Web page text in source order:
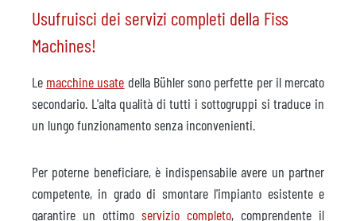
Usufruisci dei servizi completi della Fiss
Machines!
Le macchine usate della Bühler sono perfette per il mercato
secondario. L'alta qualità di tutti i sottogruppi si traduce in
un lungo funzionamento senza inconvenienti.
Per poterne beneficiare, è indispensabile avere un partner
competente, in grado di smontare l'impianto esistente e
garantire un ottimo servizio completo, comprendente il